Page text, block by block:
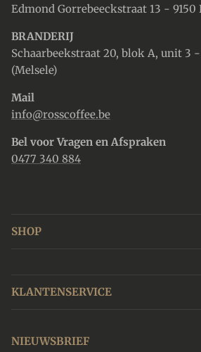
Edmond Gorrebeeckstraat 13 - 9150
BRANDERIJ
Schaarbeekstraat 20, blok A, unit 3
(Melsele)
Mail
info@rosscoffee.be
Bel voor Vragen en Afspraken
0477 340 884
SHOP
KLANTENSERVICE
NIEUWSBRIEF